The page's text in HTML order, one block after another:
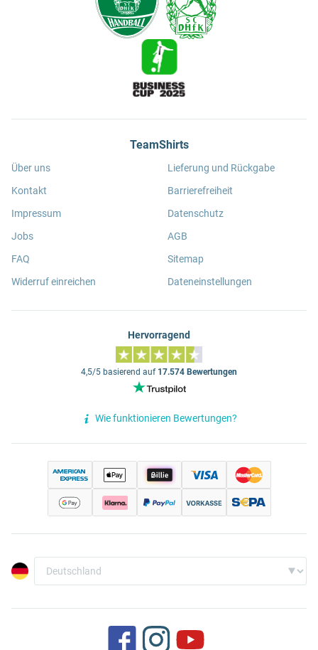
TeamShirts
Über uns
Kontakt
Impressum
Jobs
FAQ
Widerruf einreichen
Lieferung und Rückgabe
Barrierefreiheit
Datenschutz
AGB
Sitemap
Dateneinstellungen
Hervorragend
4,5/5 basierend auf 17.574 Bewertungen
Wie funktionieren Bewertungen?